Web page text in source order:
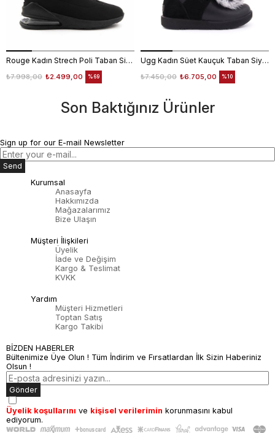
Rouge Kadın Strech Poli Taban Siyah Günlük Bot
₺2.499,00
₺7.998,00 %69
Ugg Kadın Süet Kauçuk Taban Siyah Günlük Bot
₺6.705,00
₺7.450,00 %10
Son Baktığınız Ürünler
Sign up for our E-mail Newsletter
Send
Kurumsal
Anasayfa
Hakkımızda
Mağazalarımız
Bize Ulaşın
Müşteri İlişkileri
Üyelik
İade ve Değişim
Kargo & Teslimat
KVKK
Yardım
Müşteri Hizmetleri
Toptan Satış
Kargo Takibi
BİZDEN HABERLER
Bültenimize Üye Olun ! Tüm İndirim ve Fırsatlardan İlk Sizin Haberiniz
Olsun !
Gönder
Üyelik koşullarını ve kişisel verilerimin korunmasını kabul
ediyorum.